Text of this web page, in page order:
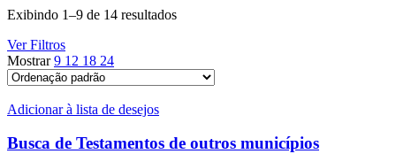
Exibindo 1–9 de 14 resultados
Ver Filtros
Mostrar9 12 18 24
Adicionar à lista de desejos
Busca de Testamentos de outros municípios